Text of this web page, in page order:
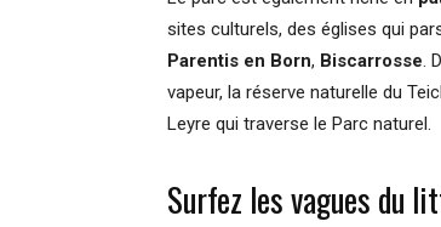
sites culturels, des églises qui
Parentis en Born, Biscarrosse .
vapeur, la réserve naturelle du
Leyre qui traverse le Parc naturel.
Surfez les vagues du